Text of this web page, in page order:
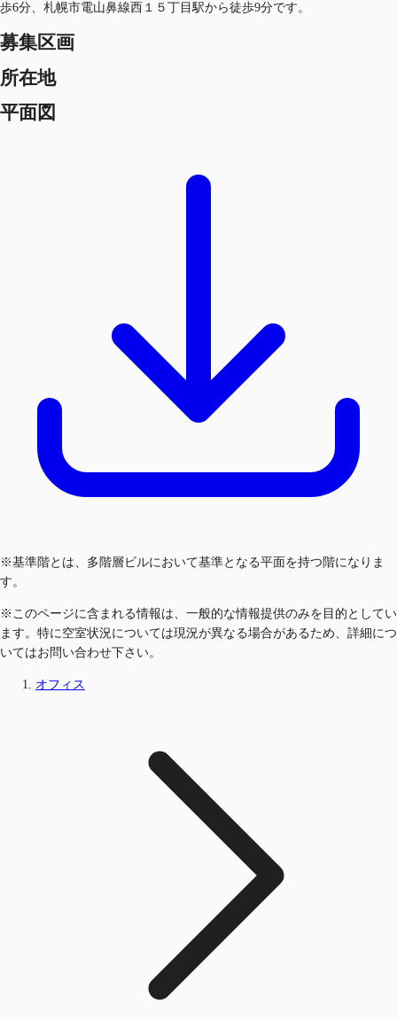
歩6分、札幌市電山鼻線西１５丁目駅から徒歩9分です。
募集区画
所在地
平面図
※基準階とは、多階層ビルにおいて基準となる平面を持つ階になりま
す。
※このページに含まれる情報は、一般的な情報提供のみを目的としてい
ます。特に空室状況については現況が異なる場合があるため、詳細につ
いてはお問い合わせ下さい。
オフィス